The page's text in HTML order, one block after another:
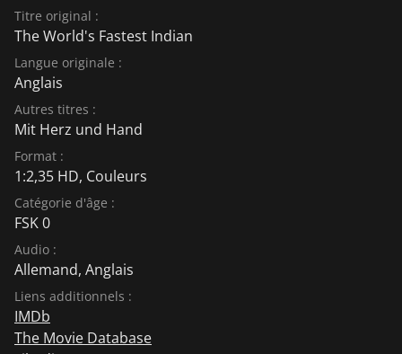
Titre original :
The World's Fastest Indian
Langue originale :
Anglais
Autres titres :
Mit Herz und Hand
Format :
1:2,35 HD, Couleurs
Catégorie d'âge :
FSK 0
Audio :
Allemand, Anglais
Liens additionnels :
IMDb
The Movie Database